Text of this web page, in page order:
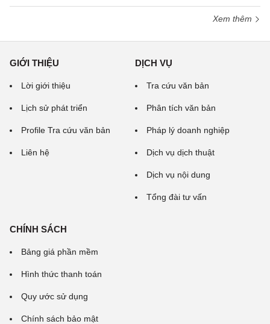
Xem thêm
GIỚI THIỆU
Lời giới thiệu
Lịch sử phát triển
Profile Tra cứu văn bản
Liên hệ
DỊCH VỤ
Tra cứu văn bản
Phân tích văn bản
Pháp lý doanh nghiệp
Dịch vụ dịch thuật
Dịch vụ nội dung
Tổng đài tư vấn
CHÍNH SÁCH
Bảng giá phần mềm
Hình thức thanh toán
Quy ước sử dụng
Chính sách bảo mật